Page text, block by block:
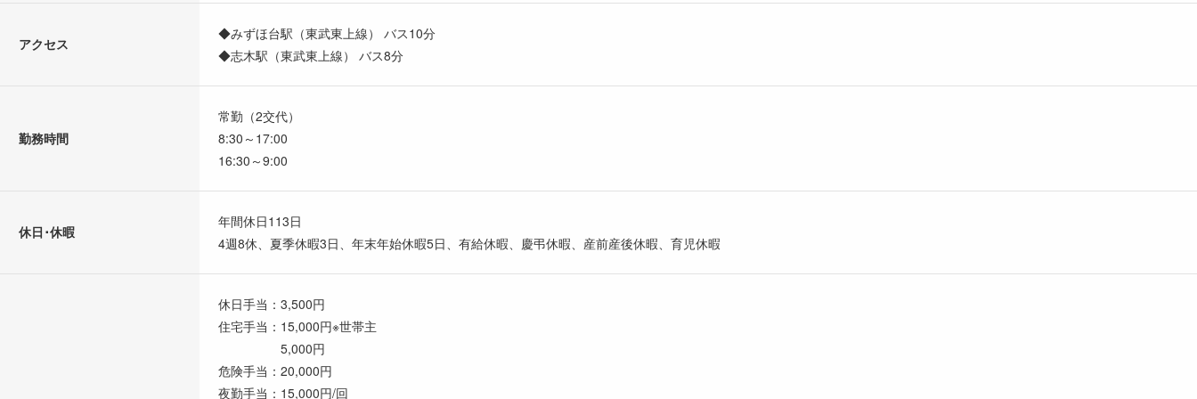
アクセス
◆みずほ台駅（東武東上線） バス10分
◆志木駅（東武東上線） バス8分
勤務時間
常勤（2交代）
8:30～17:00
16:30～9:00
休日･休暇
年間休日113日
4週8休、夏季休暇3日、年末年始休暇5日、有給休暇、慶弔休暇、産前産後休暇、育児休暇
休日手当：3,500円
住宅手当：15,000円※世帯主
5,000円
危険手当：20,000円
夜勤手当：15,000円/回